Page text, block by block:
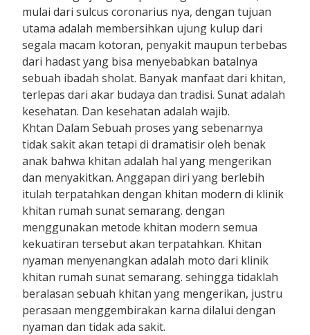
mulai dari sulcus coronarius nya, dengan tujuan
utama adalah membersihkan ujung kulup dari
segala macam kotoran, penyakit maupun terbebas
dari hadast yang bisa menyebabkan batalnya
sebuah ibadah sholat. Banyak manfaat dari khitan,
terlepas dari akar budaya dan tradisi. Sunat adalah
kesehatan. Dan kesehatan adalah wajib.
Khtan Dalam Sebuah proses yang sebenarnya
tidak sakit akan tetapi di dramatisir oleh benak
anak bahwa khitan adalah hal yang mengerikan
dan menyakitkan. Anggapan diri yang berlebih
itulah terpatahkan dengan khitan modern di klinik
khitan rumah sunat semarang. dengan
menggunakan metode khitan modern semua
kekuatiran tersebut akan terpatahkan. Khitan
nyaman menyenangkan adalah moto dari klinik
khitan rumah sunat semarang. sehingga tidaklah
beralasan sebuah khitan yang mengerikan, justru
perasaan menggembirakan karna dilalui dengan
nyaman dan tidak ada sakit.